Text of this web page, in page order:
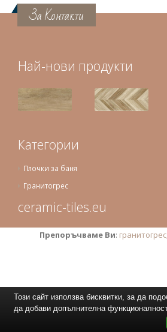
За Контакти
Най-нови продукти
Категории
Плочки за баня
Гранитогрес
ceramic-tiles.eu
Препоръчваме Ви: гранитогрес
Този сайт използва бисквитки, за да
да добави допълнителна